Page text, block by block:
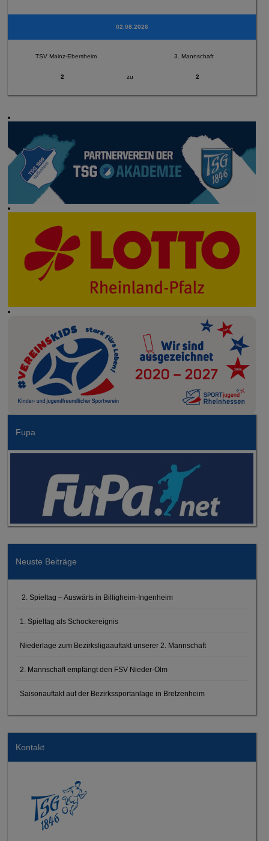
02.08.2026
TSV Mainz-Ebersheim 3. Mannschaft
2 zu 2
Fupa
Neuste Beiträge
2. Spieltag – Auswärts in Billigheim-Ingenheim
1. Spieltag als Schockereignis
Niederlage zum Bezirksligaauftakt unserer 2. Mannschaft
2. Mannschaft empfängt den FSV Nieder-Olm
Saisonauftakt auf der Bezirkssportanlage in Bretzenheim
Kontakt